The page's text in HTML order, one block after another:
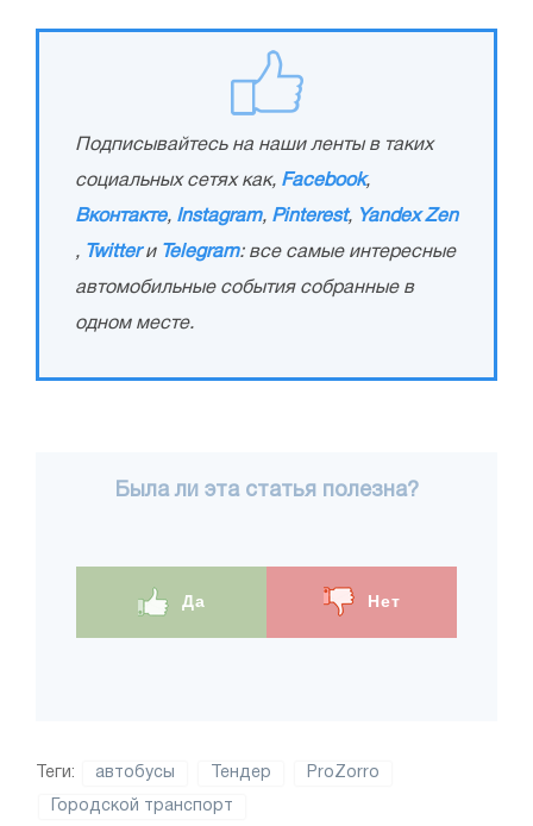
Подписывайтесь на наши ленты в таких
социальных сетях как, Facebook,
Вконтакте, Instagram, Pinterest, Yandex Zen
, Twitterи Telegram: все самые интересные
автомобильные события собранные в
одном месте.
Была ли эта статья полезна?
Да Нет
Теги: автобусы Тендер ProZorro
Городской транспорт